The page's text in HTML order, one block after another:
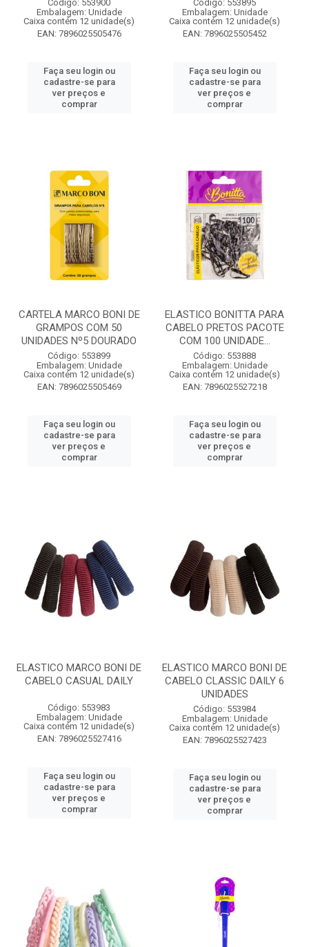
Código: 553900
Embalagem: Unidade
Caixa contém 12 unidade(s)
EAN: 7896025505476
Faça seu login ou
cadastre-se para
ver preços e
comprar
Código: 553895
Embalagem: Unidade
Caixa contém 12 unidade(s)
EAN: 7896025505452
Faça seu login ou
cadastre-se para
ver preços e
comprar
CARTELA MARCO BONI DE
GRAMPOS COM 50
UNIDADES Nº5 DOURADO
Código: 553899
Embalagem: Unidade
Caixa contém 12 unidade(s)
EAN: 7896025505469
Faça seu login ou
cadastre-se para
ver preços e
comprar
ELASTICO BONITTA PARA
CABELO PRETOS PACOTE
COM 100 UNIDADE...
Código: 553888
Embalagem: Unidade
Caixa contém 12 unidade(s)
EAN: 7896025527218
Faça seu login ou
cadastre-se para
ver preços e
comprar
ELASTICO MARCO BONI DE
CABELO CASUAL DAILY
Código: 553983
Embalagem: Unidade
Caixa contém 12 unidade(s)
EAN: 7896025527416
Faça seu login ou
cadastre-se para
ver preços e
comprar
ELASTICO MARCO BONI DE
CABELO CLASSIC DAILY 6
UNIDADES
Código: 553984
Embalagem: Unidade
Caixa contém 12 unidade(s)
EAN: 7896025527423
Faça seu login ou
cadastre-se para
ver preços e
comprar